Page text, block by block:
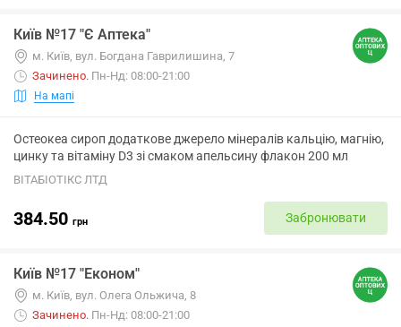
Київ №17 "Є Аптека"
м. Київ, вул. Богдана Гаврилишина, 7
Зачинено. Пн-Нд: 08:00-21:00
На мапі
Остеокеа сироп додаткове джерело мінералів кальцію, магнію,
цинку та вітаміну D3 зі смаком апельсину флакон 200 мл
ВІТАБІОТІКС ЛТД
384.50 грн Забронювати
Київ №17 "Економ"
м. Київ, вул. Олега Ольжича, 8
Зачинено. Пн-Нд: 08:00-21:00